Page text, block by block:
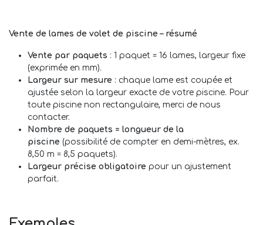
Vente de lames de volet de piscine – résumé
Vente par paquets : 1 paquet = 16 lames, largeur fixe
(exprimée en mm).
Largeur sur mesure : chaque lame est coupée et
ajustée selon la largeur exacte de votre piscine. Pour
toute piscine non rectangulaire, merci de nous
contacter.
Nombre de paquets = longueur de la
piscine (possibilité de compter en demi-mètres, ex.
8,50 m = 8,5 paquets).
Largeur précise obligatoire pour un ajustement
parfait.